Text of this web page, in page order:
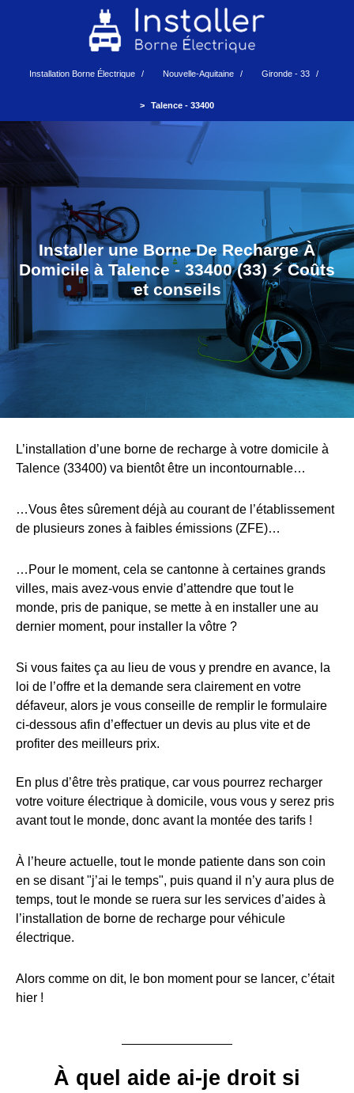
Installation Borne Électrique Nouvelle-Aquitaine Gironde - 33
Talence - 33400
Installer une Borne De Recharge À
Domicile à Talence - 33400 (33) ⚡️ Coûts
et conseils
L’installation d’une borne de recharge à votre domicile à
Talence (33400) va bientôt être un incontournable…
…Vous êtes sûrement déjà au courant de l’établissement
de plusieurs zones à faibles émissions (ZFE)…
…Pour le moment, cela se cantonne à certaines grands
villes, mais avez-vous envie d’attendre que tout le
monde, pris de panique, se mette à en installer une au
dernier moment, pour installer la vôtre ?
Si vous faites ça au lieu de vous y prendre en avance, la
loi de l’offre et la demande sera clairement en votre
défaveur, alors je vous conseille de remplir le formulaire
ci-dessous afin d’effectuer un devis au plus vite et de
profiter des meilleurs prix.
En plus d’être très pratique, car vous pourrez recharger
votre voiture électrique à domicile, vous vous y serez pris
avant tout le monde, donc avant la montée des tarifs !
À l’heure actuelle, tout le monde patiente dans son coin
en se disant "j’ai le temps", puis quand il n’y aura plus de
temps, tout le monde se ruera sur les services d’aides à
l’installation de borne de recharge pour véhicule
électrique.
Alors comme on dit, le bon moment pour se lancer, c’était
hier !
À quel aide ai-je droit si